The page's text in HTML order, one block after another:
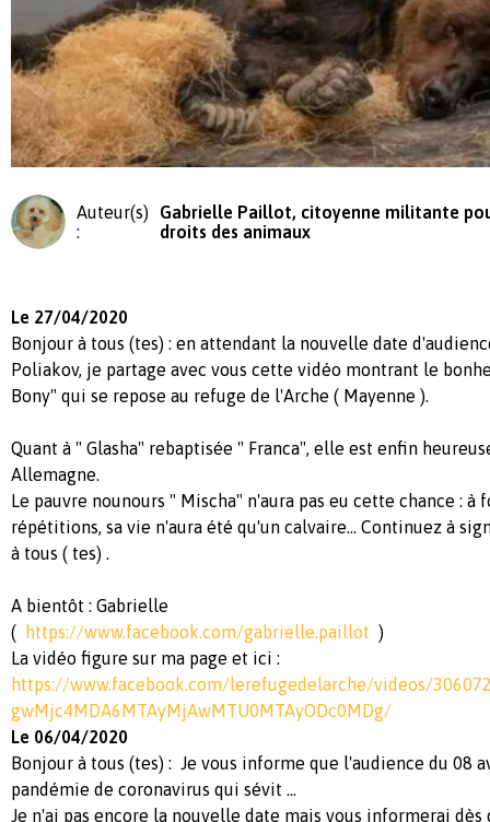
Auteur(s)
:
Gabrielle Paillot, citoyenne militante
droits des animaux
Le 27/04/2020
Bonjour à tous (tes) : en attendant la nouvelle date
Poliakov, je partage avec vous cette vidéo montrant le
Bony" qui se repose au refuge de l'Arche ( Mayenne ).
Quant à " Glasha" rebaptisée " Franca", elle est enfin
Allemagne.
Le pauvre nounours " Mischa" n'aura pas eu cette chance : à
répétitions, sa vie n'aura été qu'un calvaire... Continuez à
à tous ( tes) .
A bientôt : Gabrielle
(
https://www.facebook.com/gabrielle.paillot )
La vidéo figure sur ma page et ici :
https://www.facebook.com/lerefugedelarche/videos/
gwMjc4MDA6MTAyMjAwMTU0MTAyODc0MDg/
Le 06/04/2020
Bonjour à tous (tes) : Je vous informe que l'audience du 08
pandémie de coronavirus qui sévit ...
Je n'ai pas encore la nouvelle date mais vous informerai dès